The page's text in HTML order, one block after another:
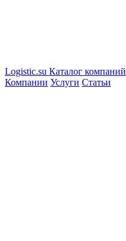
Logistic.su Каталог компаний
Компании Услуги Статьи